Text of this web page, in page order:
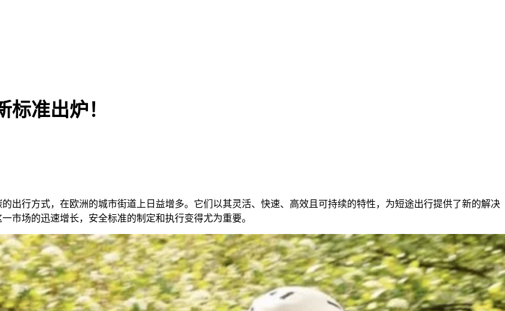
准出炉！
出行方式，在欧洲的城市街道上日益增多。它们以其灵活、快速、高效且可持续的特性，为短途出行提供了新的解决
市场的迅速增长，安全标准的制定和执行变得尤为重要。